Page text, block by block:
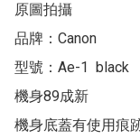
原圖拍攝
品牌：Canon
型號：Ae-1  black
機身89成新
機身底蓋有使用痕